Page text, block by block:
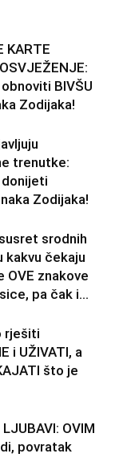
KARTE
BIVŠU
Zodijaka!
trenutke:
Zodijaka!
srodnih
kakvu čekaju
znakove
pa čak i...
rješiti
i UŽIVATI, a
što je
OVIM
povratak